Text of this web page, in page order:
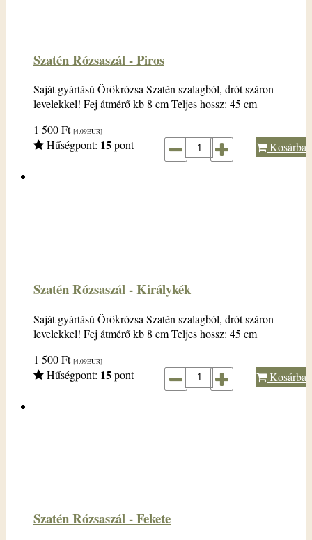
Szatén Rózsaszál - Piros
Saját gyártású Örökrózsa Szatén szalagból, drót száron
levelekkel! Fej átmérő kb 8 cm Teljes hossz: 45 cm
1 500Ft [4.09EUR]
Hűségpont: 15pont Kosárba
Szatén Rózsaszál - Királykék
Saját gyártású Örökrózsa Szatén szalagból, drót száron
levelekkel! Fej átmérő kb 8 cm Teljes hossz: 45 cm
1 500Ft [4.09EUR]
Hűségpont: 15pont Kosárba
Szatén Rózsaszál - Fekete